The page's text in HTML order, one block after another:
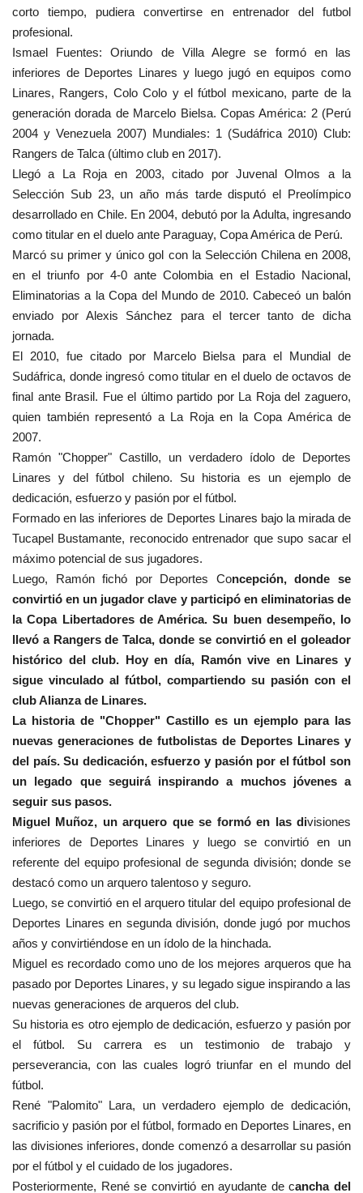
corto tiempo, pudiera convertirse en entrenador del futbol
profesional.
Ismael Fuentes: Oriundo de Villa Alegre se formó en las
inferiores de Deportes Linares y luego jugó en equipos como
Linares, Rangers, Colo Colo y el fútbol mexicano, parte de la
generación dorada de Marcelo Bielsa. Copas América: 2 (Perú
2004 y Venezuela 2007) Mundiales: 1 (Sudáfrica 2010) Club:
Rangers de Talca (último club en 2017).
Llegó a La Roja en 2003, citado por Juvenal Olmos a la
Selección Sub 23, un año más tarde disputó el Preolímpico
desarrollado en Chile. En 2004, debutó por la Adulta, ingresando
como titular en el duelo ante Paraguay, Copa América de Perú.
Marcó su primer y único gol con la Selección Chilena en 2008,
en el triunfo por 4-0 ante Colombia en el Estadio Nacional,
Eliminatorias a la Copa del Mundo de 2010. Cabeceó un balón
enviado por Alexis Sánchez para el tercer tanto de dicha
jornada.
El 2010, fue citado por Marcelo Bielsa para el Mundial de
Sudáfrica, donde ingresó como titular en el duelo de octavos de
final ante Brasil. Fue el último partido por La Roja del zaguero,
quien también representó a La Roja en la Copa América de
2007.
Ramón "Chopper" Castillo, un verdadero ídolo de Deportes
Linares y del fútbol chileno. Su historia es un ejemplo de
dedicación, esfuerzo y pasión por el fútbol.
Formado en las inferiores de Deportes Linares bajo la mirada de
Tucapel Bustamante, reconocido entrenador que supo sacar el
máximo potencial de sus jugadores.
Luego, Ramón fichó por Deportes Concepción, donde se
convirtió en un jugador clave y participó en eliminatorias de
la Copa Libertadores de América. Su buen desempeño, lo
llevó a Rangers de Talca, donde se convirtió en el goleador
histórico del club. Hoy en día, Ramón vive en Linares y
sigue vinculado al fútbol, compartiendo su pasión con el
club Alianza de Linares.
La historia de "Chopper" Castillo es un ejemplo para las
nuevas generaciones de futbolistas de Deportes Linares y
del país. Su dedicación, esfuerzo y pasión por el fútbol son
un legado que seguirá inspirando a muchos jóvenes a
seguir sus pasos.
Miguel Muñoz, un arquero que se formó en las divisiones
inferiores de Deportes Linares y luego se convirtió en un
referente del equipo profesional de segunda división; donde se
destacó como un arquero talentoso y seguro.
Luego, se convirtió en el arquero titular del equipo profesional de
Deportes Linares en segunda división, donde jugó por muchos
años y convirtiéndose en un ídolo de la hinchada.
Miguel es recordado como uno de los mejores arqueros que ha
pasado por Deportes Linares, y su legado sigue inspirando a las
nuevas generaciones de arqueros del club.
Su historia es otro ejemplo de dedicación, esfuerzo y pasión por
el fútbol. Su carrera es un testimonio de trabajo y
perseverancia, con las cuales logró triunfar en el mundo del
fútbol.
René "Palomito" Lara, un verdadero ejemplo de dedicación,
sacrificio y pasión por el fútbol, formado en Deportes Linares, en
las divisiones inferiores, donde comenzó a desarrollar su pasión
por el fútbol y el cuidado de los jugadores.
Posteriormente, René se convirtió en ayudante de cancha del